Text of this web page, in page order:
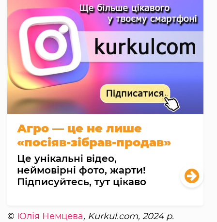
Агро — це не лише
«посіяв-зібрав-продав»
Це унікальні відео,
неймовірні фото, жарти!
Підписуйтесь, тут цікаво
© Юлія Немцева, Kurkul.com, 2024 р.